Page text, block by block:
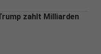
zahlt Milliarden